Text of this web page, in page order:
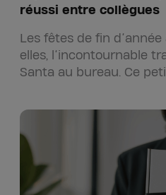
réussi entre collègues
Les fêtes de fin
elles, l’incontournable
Santa au bureau. Ce